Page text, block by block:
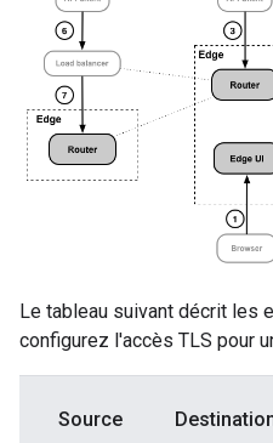
Le tableau suivant décrit les
configurez l'accès TLS pour
Source